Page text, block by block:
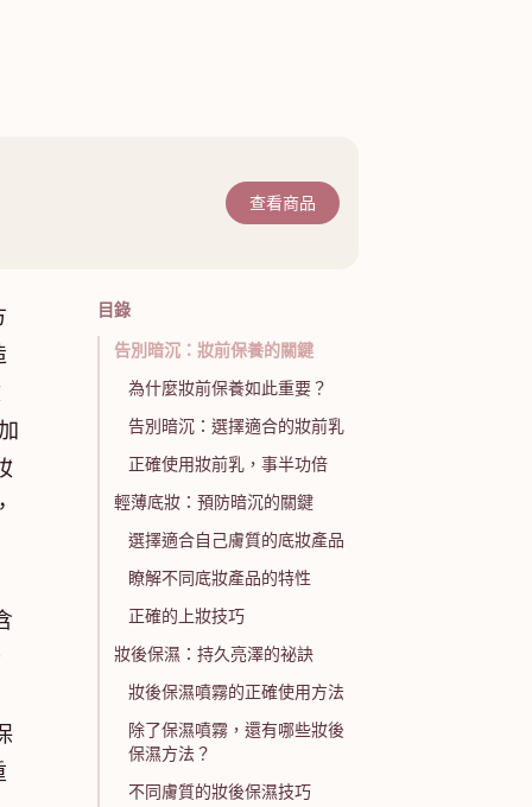
查看商品
目錄
告別暗沉：妝前保養的關鍵
為什麼妝前保養如此重要？
告別暗沉：選擇適合的妝前乳
正確使用妝前乳，事半功倍
輕薄底妝：預防暗沉的關鍵
選擇適合自己膚質的底妝產品
瞭解不同底妝產品的特性
正確的上妝技巧
妝後保濕：持久亮澤的祕訣
妝後保濕噴霧的正確使用方法
除了保濕噴霧，還有哪些妝後
保濕方法？
不同膚質的妝後保濕技巧